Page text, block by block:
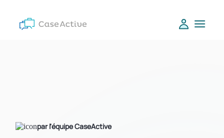
par l'équipe CaseActive